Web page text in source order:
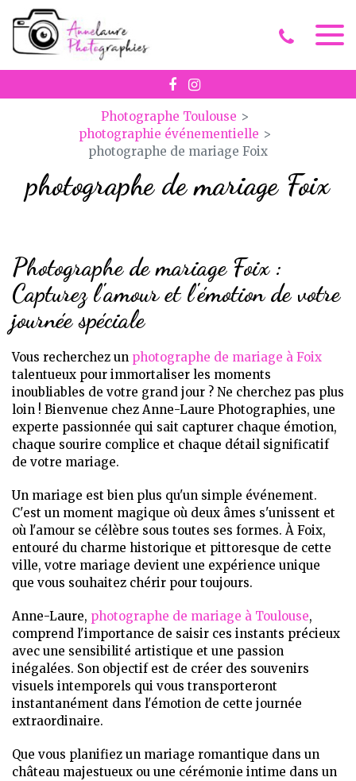
Photographe Toulouse
photographie événementielle
photographe de mariage Foix
photographe de mariage Foix
Photographe de mariage Foix :
Capturez l'amour et l'émotion de votre
journée spéciale
Vous recherchez un photographe de mariage à Foix
talentueux pour immortaliser les moments
inoubliables de votre grand jour ? Ne cherchez pas plus
loin ! Bienvenue chez Anne-Laure Photographies, une
experte passionnée qui sait capturer chaque émotion,
chaque sourire complice et chaque détail significatif
de votre mariage.
Un mariage est bien plus qu'un simple événement.
C'est un moment magique où deux âmes s'unissent et
où l'amour se célèbre sous toutes ses formes. À Foix,
entouré du charme historique et pittoresque de cette
ville, votre mariage devient une expérience unique
que vous souhaitez chérir pour toujours.
Anne-Laure, photographe de mariage à Toulouse,
comprend l'importance de saisir ces instants précieux
avec une sensibilité artistique et une passion
inégalées. Son objectif est de créer des souvenirs
visuels intemporels qui vous transporteront
instantanément dans l'émotion de cette journée
extraordinaire.
Que vous planifiez un mariage romantique dans un
château majestueux ou une cérémonie intime dans un
Panneau de gestion des cookies